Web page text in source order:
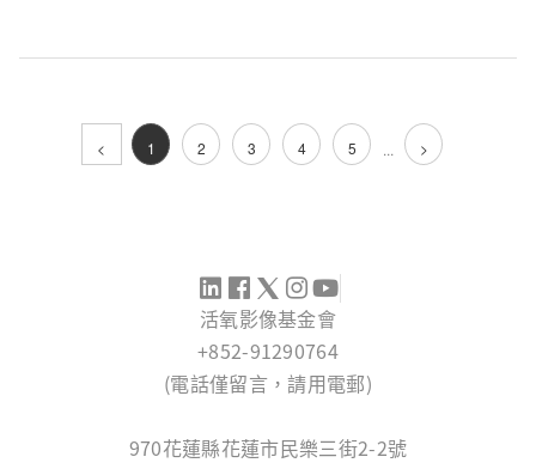
< 1 2 3 4 5 ... >
活氧影像基金會
+852-91290764
(電話僅留言，請用電郵)
970花蓮縣花蓮市民樂三街2-2號